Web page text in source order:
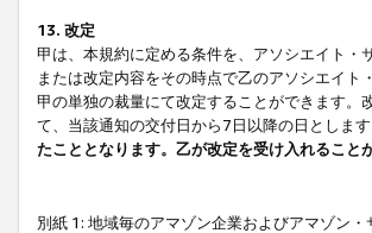
13. 改定
甲は、本規約に定める条件を、アソシエイト
または改定内容をその時点で乙のアソシエイ
甲の単独の裁量にて改定することができます
て、当該通知の交付日から7日以降の日とします
たこととなります。乙が改定を受け入れるこ
別紙 1: 地域毎のアマゾン企業およびアマゾン・